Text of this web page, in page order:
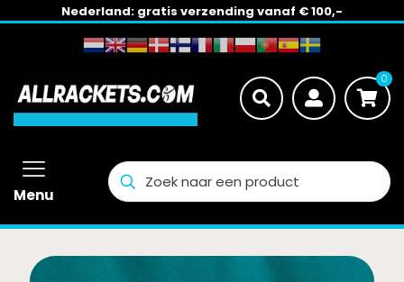
Nederland: gratis verzending vanaf € 100,-
0
Menu